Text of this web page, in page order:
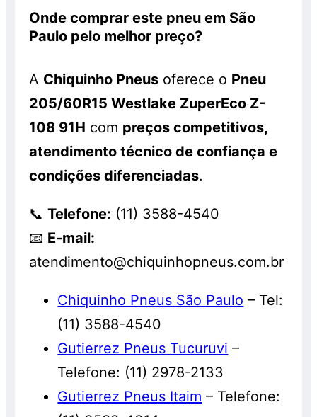
Onde comprar este pneu em São
Paulo pelo melhor preço?
A Chiquinho Pneus oferece o Pneu
205/60R15 Westlake ZuperEco Z-
108 91H com preços competitivos,
atendimento técnico de confiança e
condições diferenciadas.
📞Telefone: (11) 3588-4540
📧 E-mail:
atendimento@chiquinhopneus.com.br
Chiquinho Pneus São Paulo – Tel:
(11) 3588-4540
Gutierrez Pneus Tucuruvi –
Telefone: (11) 2978-2133
Gutierrez Pneus Itaim – Telefone: